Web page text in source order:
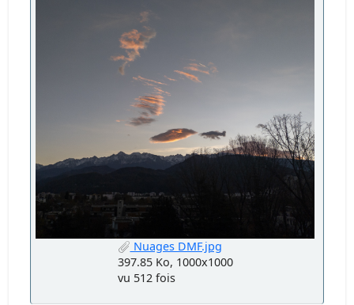
Nuages DMF.jpg
397.85 Ko, 1000x1000
vu 512 fois